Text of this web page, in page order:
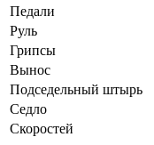
Педали
Руль
Грипсы
Вынос
Подседельный штырь
Седло
Скоростей